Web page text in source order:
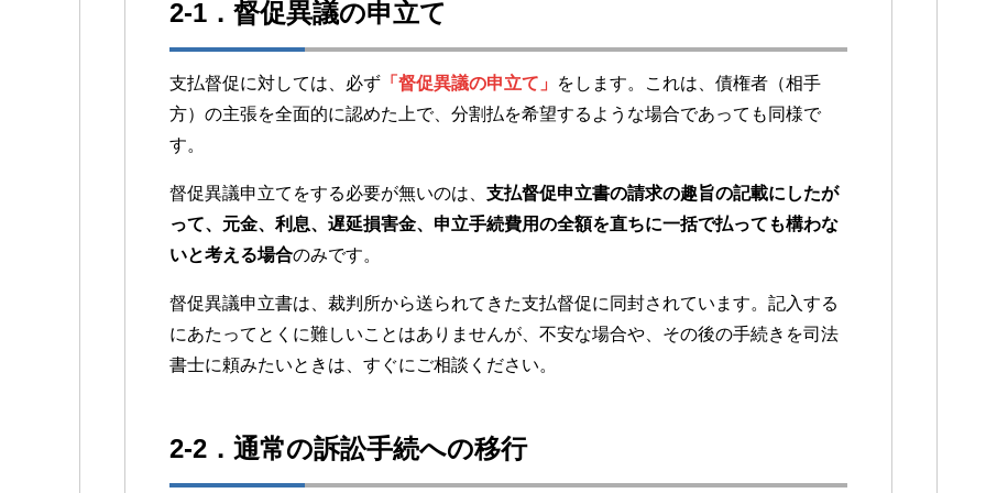
2-1．督促異議の申立て
支払督促に対しては、必ず 「督促異議の申立て」
をします。これは、債権者（相手
方）の主張を全面的に認めた上で、分割払を希望するような場合であっても同様で
す。
督促異議申立てをする必要が無いのは、 支払督促申立書の請求の趣旨の記載にしたが
って、元金、利息、遅延損害金、申立手続費用の全額を直ちに一括で払っても構わな
いと考える場合のみです。
督促異議申立書は、裁判所から送られてきた支払督促に同封されています。記入する
にあたってとくに難しいことはありませんが、不安な場合や、その後の手続きを司法
書士に頼みたいときは、すぐにご相談ください。
2-2．通常の訴訟手続への移行